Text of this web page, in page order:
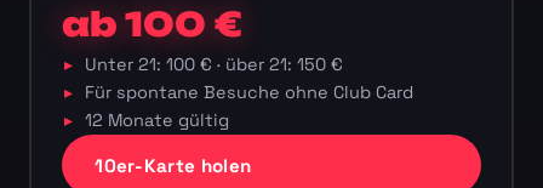
ab 100 €
Unter 21: 100 € · über 21: 150 €
Für spontane Besuche ohne Club Card
12 Monate gültig
10er-Karte holen